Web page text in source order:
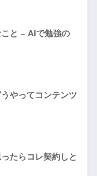
と – AIで勉強の
やってコンテンツ
たらコレ契約しと